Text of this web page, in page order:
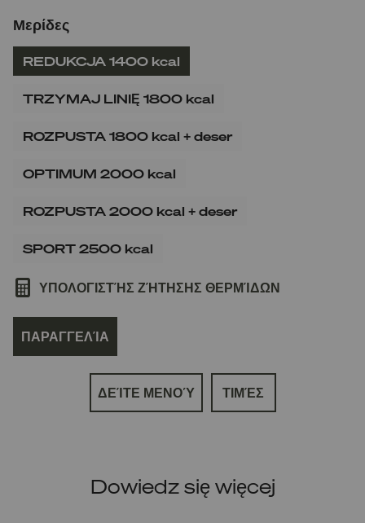
Μερίδες
REDUKCJA 1400 kcal
TRZYMAJ LINIĘ 1800 kcal
ROZPUSTA 1800 kcal + deser
OPTIMUM 2000 kcal
ROZPUSTA 2000 kcal + deser
SPORT 2500 kcal
ΥΠΟΛΟΓΙΣΤΉΣ ΖΉΤΗΣΗΣ ΘΕΡΜΊΔΩΝ
ΠΑΡΑΓΓΕΛΊΑ
ΔΕΊΤΕ ΜΕΝΟΎ ΤΙΜΈΣ
Dowiedz się więcej